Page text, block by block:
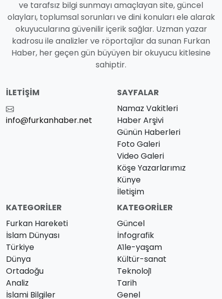
ve tarafsız bilgi sunmayı amaçlayan site, güncel
olayları, toplumsal sorunları ve dini konuları ele alarak
okuyucularına güvenilir içerik sağlar. Uzman yazar
kadrosu ile analizler ve röportajlar da sunan Furkan
Haber, her geçen gün büyüyen bir okuyucu kitlesine
sahiptir.
İLETIŞIM
info@furkanhaber.net
SAYFALAR
Namaz Vakitleri
Haber Arşivi
Günün Haberleri
Foto Galeri
Video Galeri
Köşe Yazarlarımız
Künye
İletişim
KATEGORILER
Furkan Hareketi
İslam Dünyası
Türkiye
Dünya
Ortadoğu
Analiz
İslami Bilgiler
KATEGORILER
Güncel
İnfografik
Ai̇le-yaşam
Kültür-sanat
Teknoloji̇
Tarih
Genel